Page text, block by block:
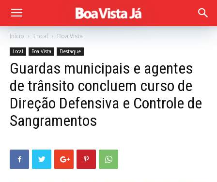
Início Local Boa Vista
Local Boa Vista Destaque
Guardas municipais e agentes
de trânsito concluem curso de
Direção Defensiva e Controle de
Sangramentos